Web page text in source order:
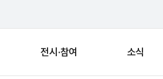
전시·참여 소식